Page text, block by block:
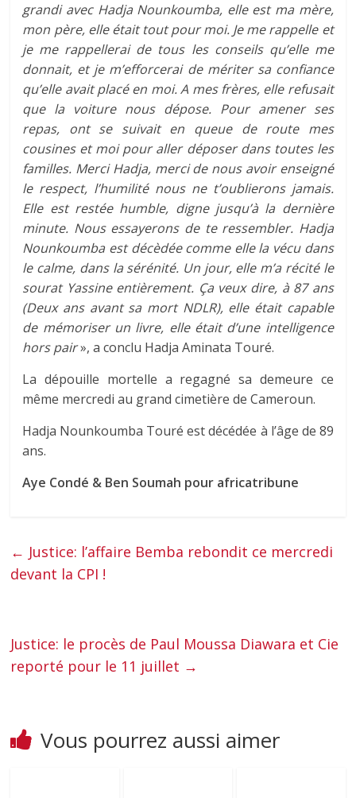
grandi avec Hadja Nounkoumba, elle est ma mère,
mon père, elle était tout pour moi. Je me rappelle et
je me rappellerai de tous les conseils qu’elle me
donnait, et je m’efforcerai de mériter sa confiance
qu’elle avait placé en moi. A mes frères, elle refusait
que la voiture nous dépose. Pour amener ses
repas, ont se suivait en queue de route mes
cousines et moi pour aller déposer dans toutes les
familles. Merci Hadja, merci de nous avoir enseigné
le respect, l’humilité nous ne t’oublierons jamais.
Elle est restée humble, digne jusqu’à la dernière
minute. Nous essayerons de te ressembler. Hadja
Nounkoumba est décèdée comme elle la vécu dans
le calme, dans la sérénité. Un jour, elle m’a récité le
sourat Yassine entièrement. Ça veux dire, à 87 ans
(Deux ans avant sa mort NDLR), elle était capable
de mémoriser un livre, elle était d’une intelligence
hors pair», a conclu Hadja Aminata Touré.
La dépouille mortelle a regagné sa demeure ce
même mercredi au grand cimetière de Cameroun.
Hadja Nounkoumba Touré est décédée à l’âge de 89
ans.
Aye Condé & Ben Soumah pour africatribune
← Justice: l’affaire Bemba rebondit ce mercredi
devant la CPI !
Justice: le procès de Paul Moussa Diawara et Cie
reporté pour le 11 juillet →
Vous pourrez aussi aimer